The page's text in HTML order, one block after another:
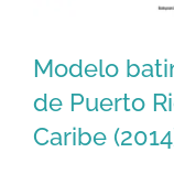
Modelo
Modelo
de Puerto
Caribe